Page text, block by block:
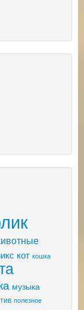
кот кошка
музыка
полезное